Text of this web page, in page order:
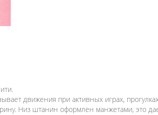
движения при активных играх,
Низ штанин оформлен манжетами, это